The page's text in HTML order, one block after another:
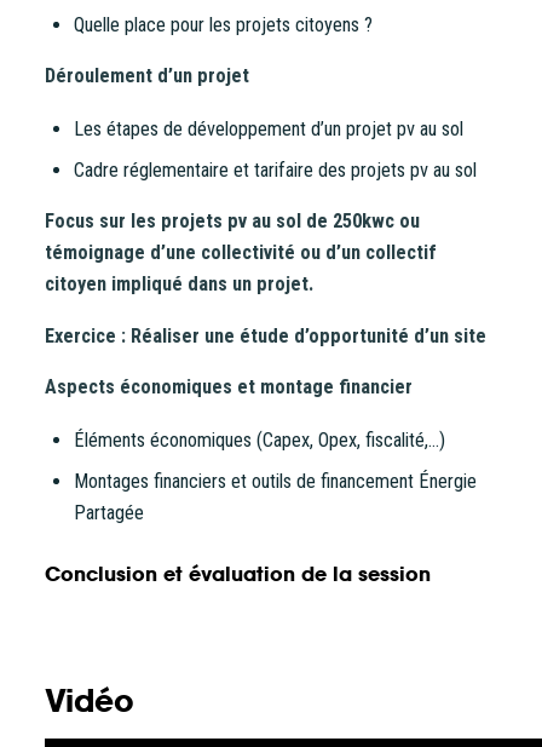
Quelle place pour les projets citoyens ?
Déroulement d’un projet
Les étapes de développement d’un projet pv au sol
Cadre réglementaire et tarifaire des projets pv au sol
Focus sur les projets pv au sol de 250kwc ou
témoignage d’une collectivité ou d’un collectif
citoyen impliqué dans un projet.
Exercice : Réaliser une étude d’opportunité d’un site
Aspects économiques et montage financier
Éléments économiques (Capex, Opex, fiscalité,…)
Montages financiers et outils de financement Énergie
Partagée
Conclusion et évaluation de la session
Vidéo